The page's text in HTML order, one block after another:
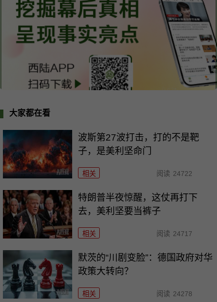
大家都在看
波斯第27波打击，打的不是靶
子，是美利坚命门
相关 阅读 24722
特朗普半夜惊醒，这仗再打下
去，美利坚要当裤子
相关 阅读 24717
默茨的“川剧变脸”：德国政府对华
政策大转向？
相关 阅读 24278